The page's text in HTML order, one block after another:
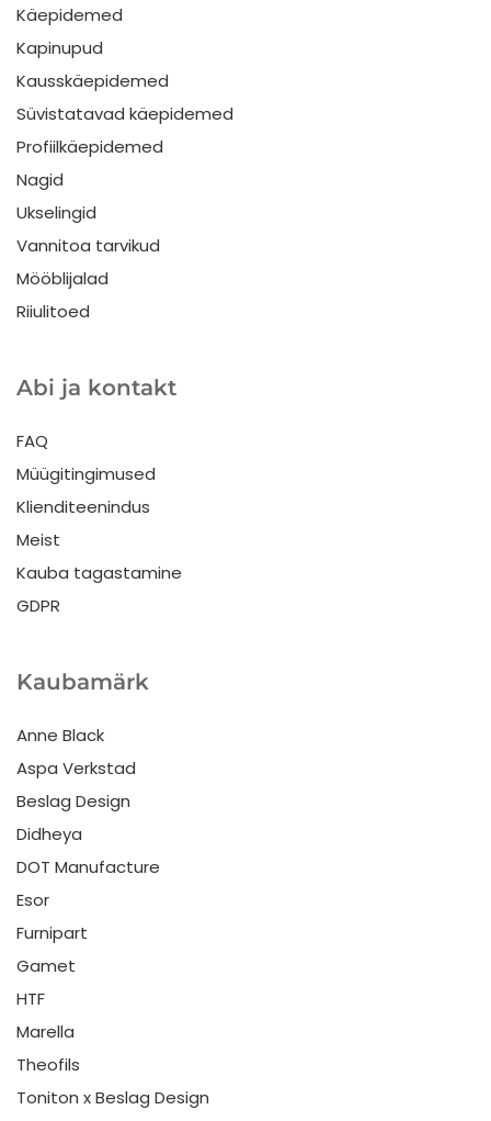
Käepidemed
Kapinupud
Kausskäepidemed
Süvistatavad käepidemed
Profiilkäepidemed
Nagid
Ukselingid
Vannitoa tarvikud
Mööblijalad
Riiulitoed
Abi ja kontakt
FAQ
Müügitingimused
Klienditeenindus
Meist
Kauba tagastamine
GDPR
Kaubamärk
Anne Black
Aspa Verkstad
Beslag Design
Didheya
DOT Manufacture
Esor
Furnipart
Gamet
HTF
Marella
Theofils
Toniton x Beslag Design